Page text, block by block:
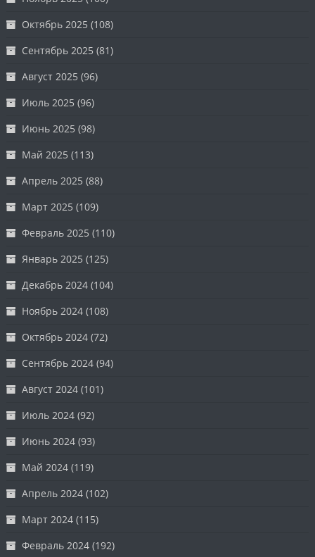
Октябрь 2025 (108)
Сентябрь 2025 (81)
Август 2025 (96)
Июль 2025 (96)
Июнь 2025 (98)
Май 2025 (113)
Апрель 2025 (88)
Март 2025 (109)
Февраль 2025 (110)
Январь 2025 (125)
Декабрь 2024 (104)
Ноябрь 2024 (108)
Октябрь 2024 (72)
Сентябрь 2024 (94)
Август 2024 (101)
Июль 2024 (92)
Июнь 2024 (93)
Май 2024 (119)
Апрель 2024 (102)
Март 2024 (115)
Февраль 2024 (192)